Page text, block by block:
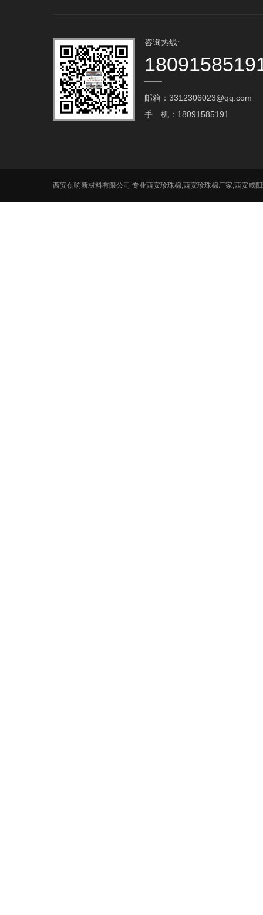
咨询热线:
邮箱：3312306023@qq.com‬
手 机：18091585191
西安创响新材料有限公司 专业西安珍珠棉,西安珍珠棉厂家,西安